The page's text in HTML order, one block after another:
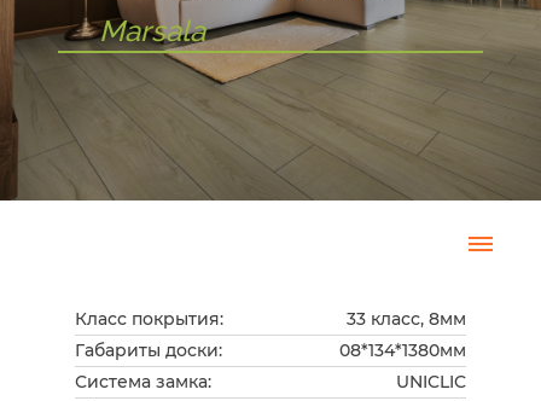
Marsala
Класс покрытия:
33 класс, 8мм
Габариты доски:
08*134*1380мм
Система замка:
UNICLIC